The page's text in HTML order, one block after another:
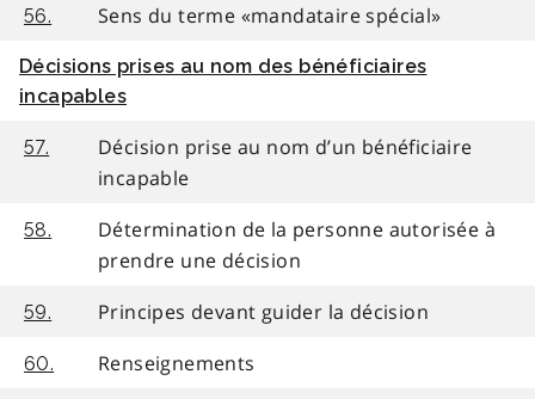
56. Sens du terme «mandataire spécial»
Décisions prises au nom des bénéficiaires
incapables
57.
Décision prise au nom d’un bénéficiaire
incapable
58.
Détermination de la personne autorisée à
prendre une décision
59. Principes devant guider la décision
60. Renseignements